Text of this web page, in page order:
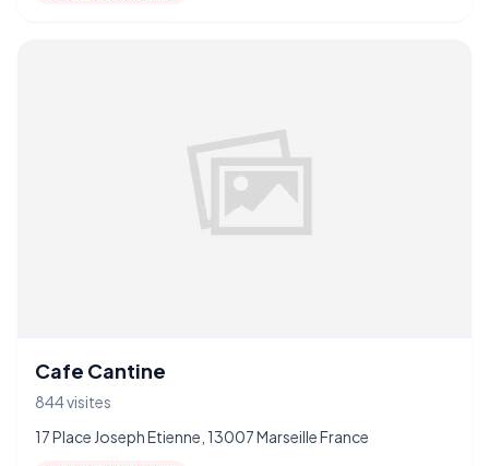
Cafe Cantine
844 visites
17 Place Joseph Etienne, 13007 Marseille France